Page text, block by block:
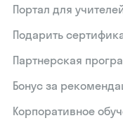
Портал для
Подарить
Партнерская
Бонус за
Корпоративное